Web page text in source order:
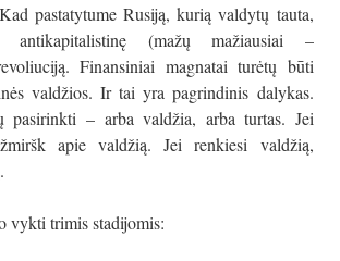
pastatytume Rusiją, kurią valdytų tauta,
(mažų mažiausiai –
Finansiniai magnatai turėtų būti
valdžios. Ir tai yra pagrindinis dalykas.
pasirinkti – arba valdžia, arba turtas. Jei
apie valdžią. Jei renkiesi valdžią,
vykti trimis stadijomis: